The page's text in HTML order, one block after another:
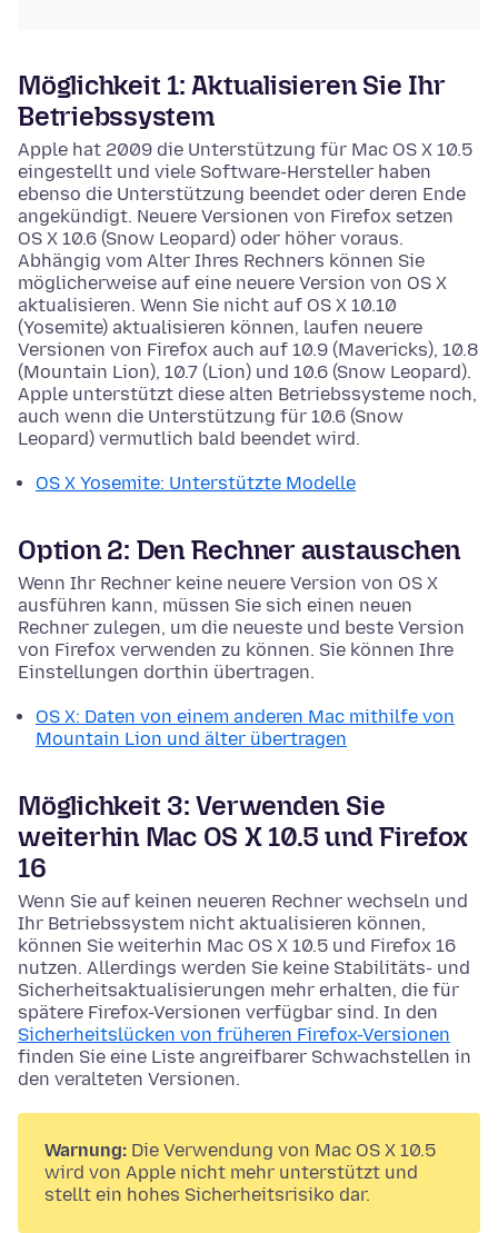
Möglichkeit 1: Aktualisieren Sie Ihr
Betriebssystem
Apple hat 2009 die Unterstützung für Mac OS X 10.5
eingestellt und viele Software-Hersteller haben
ebenso die Unterstützung beendet oder deren Ende
angekündigt. Neuere Versionen von Firefox setzen
OS X 10.6 (Snow Leopard) oder höher voraus.
Abhängig vom Alter Ihres Rechners können Sie
möglicherweise auf eine neuere Version von OS X
aktualisieren. Wenn Sie nicht auf OS X 10.10
(Yosemite) aktualisieren können, laufen neuere
Versionen von Firefox auch auf 10.9 (Mavericks), 10.8
(Mountain Lion), 10.7 (Lion) und 10.6 (Snow Leopard).
Apple unterstützt diese alten Betriebssysteme noch,
auch wenn die Unterstützung für 10.6 (Snow
Leopard) vermutlich bald beendet wird.
OS X Yosemite: Unterstützte Modelle
Option 2: Den Rechner austauschen
Wenn Ihr Rechner keine neuere Version von OS X
ausführen kann, müssen Sie sich einen neuen
Rechner zulegen, um die neueste und beste Version
von Firefox verwenden zu können. Sie können Ihre
Einstellungen dorthin übertragen.
OS X: Daten von einem anderen Mac mithilfe von
Mountain Lion und älter übertragen
Möglichkeit 3: Verwenden Sie
weiterhin Mac OS X 10.5 und Firefox
16
Wenn Sie auf keinen neueren Rechner wechseln und
Ihr Betriebssystem nicht aktualisieren können,
können Sie weiterhin Mac OS X 10.5 und Firefox 16
nutzen. Allerdings werden Sie keine Stabilitäts- und
Sicherheitsaktualisierungen mehr erhalten, die für
spätere Firefox-Versionen verfügbar sind. In den
Sicherheitslücken von früheren Firefox-Versionen
finden Sie eine Liste angreifbarer Schwachstellen in
den veralteten Versionen.
Warnung: Die Verwendung von Mac OS X 10.5
wird von Apple nicht mehr unterstützt und
stellt ein hohes Sicherheitsrisiko dar.